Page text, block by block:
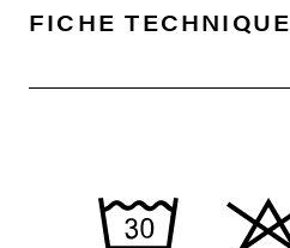
FICHE TECHNIQUE